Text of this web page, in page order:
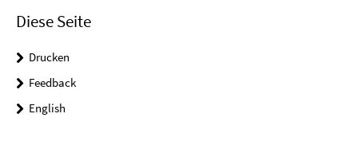
Diese Seite
Drucken
Feedback
English